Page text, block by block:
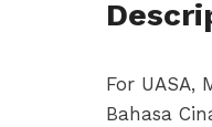
For UASA,
Bahasa